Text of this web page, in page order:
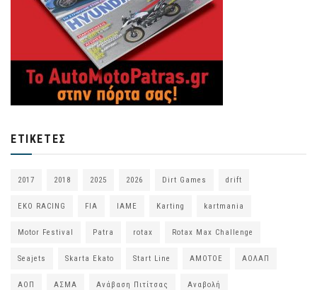
ΕΤΙΚΈΤΕΣ
2017 2018 2025 2026 Dirt Games drift
EKO RACING FIA IAME Karting kartmania
Motor Festival Patra rotax Rotax Max Challenge
Seajets Skarta Ekato Start Line ΑΜΟΤΟΕ ΑΟΛΑΠ
ΑΟΠ ΑΣΜΑ Ανάβαση Πιτίτσας Αναβολή